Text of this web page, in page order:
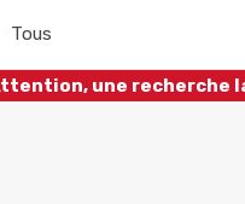
Tous
une recherche